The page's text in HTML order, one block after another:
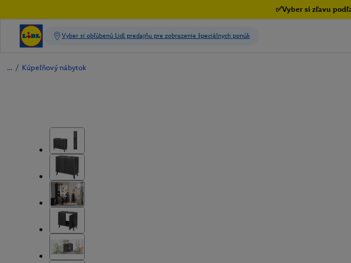
✅Vyber si zľavu
/ Kúpeľňový nábytok